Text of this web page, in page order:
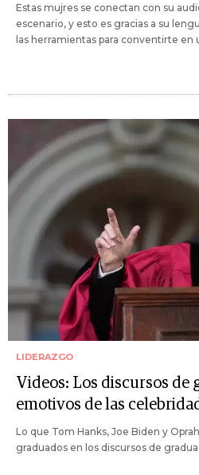
Estas mujres se conectan con su
escenario, y esto es gracias a su
las herramientas para conventirte en
LIDERAZGO
Videos: Los discursos de
emotivos de las
Lo que Tom Hanks, Joe Biden y
graduados en los discursos de